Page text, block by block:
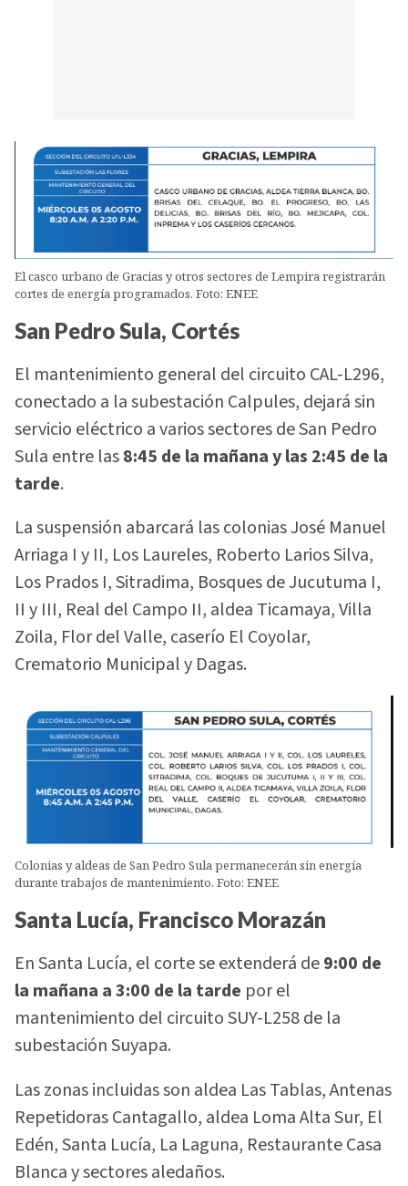
El casco urbano de Gracias y otros sectores de Lempira registrarán
cortes de energía programados. Foto: ENEE
San Pedro Sula, Cortés
El mantenimiento general del circuito CAL-L296,
conectado a la subestación Calpules, dejará sin
servicio eléctrico a varios sectores de San Pedro
Sula entre las8:45 de la mañana y las 2:45 de la
tarde.
La suspensión abarcará las colonias José Manuel
Arriaga I y II, Los Laureles, Roberto Larios Silva,
Los Prados I, Sitradima, Bosques de Jucutuma I,
II y III, Real del Campo II, aldea Ticamaya, Villa
Zoila, Flor del Valle, caserío El Coyolar,
Crematorio Municipal y Dagas.
Colonias y aldeas de San Pedro Sula permanecerán sin energía
durante trabajos de mantenimiento. Foto: ENEE
Santa Lucía, Francisco Morazán
En Santa Lucía, el corte se extenderá de9:00 de
la mañana a 3:00 de la tarde por el
mantenimiento del circuito SUY-L258 de la
subestación Suyapa.
Las zonas incluidas son aldea Las Tablas, Antenas
Repetidoras Cantagallo, aldea Loma Alta Sur, El
Edén, Santa Lucía, La Laguna, Restaurante Casa
Blanca y sectores aledaños.